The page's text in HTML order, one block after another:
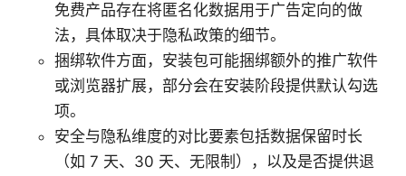
免费产品存在将匿名化数据用于广告定向的做
法，具体取决于隐私政策的细节。
捆绑软件方面，安装包可能捆绑额外的推广软件
或浏览器扩展，部分会在安装阶段提供默认勾选
项。
安全与隐私维度的对比要素包括数据保留时长
（如 7 天、30 天、无限制），以及是否提供退